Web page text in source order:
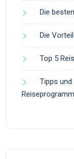
Die
Die
Top 5
Tipps